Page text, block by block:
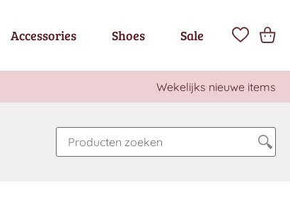
Accessories Shoes Sale
Wekelijks nieuwe items